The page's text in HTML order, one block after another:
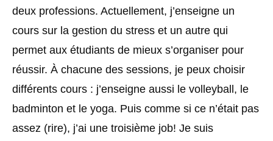
deux professions. Actuellement, j’enseigne un
cours sur la gestion du stress et un autre qui
permet aux étudiants de mieux s’organiser pour
réussir. À chacune des sessions, je peux choisir
différents cours : j’enseigne aussi le volleyball, le
badminton et le yoga. Puis comme si ce n’était pas
assez (rire), j’ai une troisième job! Je suis